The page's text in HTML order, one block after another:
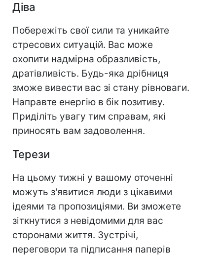
Діва
Побережіть свої сили та уникайте
стресових ситуацій. Вас може
охопити надмірна образливість,
дратівливість. Будь-яка дрібниця
зможе вивести вас зі стану рівноваги.
Направте енергію в бік позитиву.
Приділіть увагу тим справам, які
приносять вам задоволення.
Терези
На цьому тижні у вашому оточенні
можуть з'явитися люди з цікавими
ідеями та пропозиціями. Ви зможете
зіткнутися з невідомими для вас
сторонами життя. Зустрічі,
переговори та підписання паперів